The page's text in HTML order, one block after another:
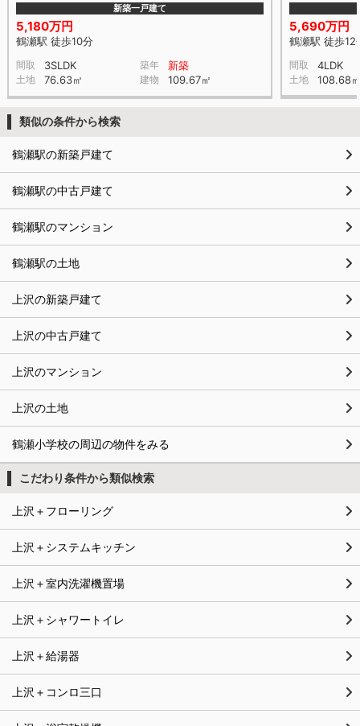
新築一戸建て
5,180万円
鶴瀬駅 徒歩10分
間取 3SLDK 築年 新築
土地 76.63㎡ 建物 109.67㎡
5,690万円
鶴瀬駅 徒歩12
間取 4LDK
土地 108.68
類似の条件から検索
鶴瀬駅の新築戸建て
鶴瀬駅の中古戸建て
鶴瀬駅のマンション
鶴瀬駅の土地
上沢の新築戸建て
上沢の中古戸建て
上沢のマンション
上沢の土地
鶴瀬小学校の周辺の物件をみる
こだわり条件から類似検索
上沢＋フローリング
上沢＋システムキッチン
上沢＋室内洗濯機置場
上沢＋シャワートイレ
上沢＋給湯器
上沢＋コンロ三口